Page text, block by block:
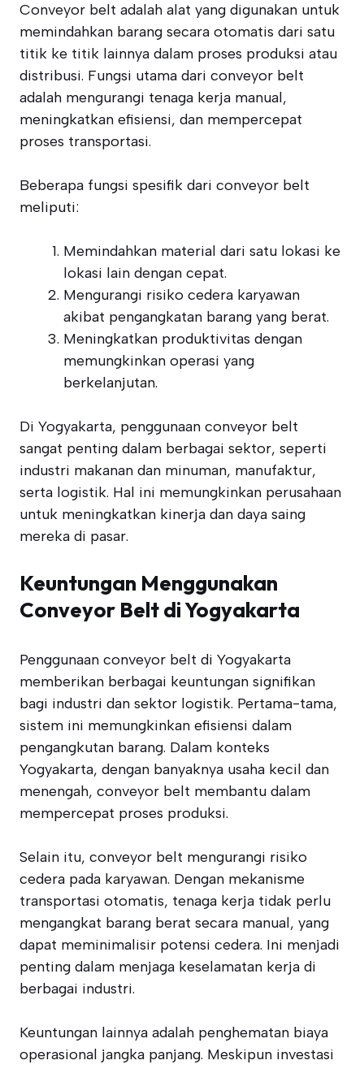
Conveyor belt adalah alat yang digunakan untuk
memindahkan barang secara otomatis dari satu
titik ke titik lainnya dalam proses produksi atau
distribusi. Fungsi utama dari conveyor belt
adalah mengurangi tenaga kerja manual,
meningkatkan efisiensi, dan mempercepat
proses transportasi.
Beberapa fungsi spesifik dari conveyor belt
meliputi:
Memindahkan material dari satu lokasi ke
lokasi lain dengan cepat.
Mengurangi risiko cedera karyawan
akibat pengangkatan barang yang berat.
Meningkatkan produktivitas dengan
memungkinkan operasi yang
berkelanjutan.
Di Yogyakarta, penggunaan conveyor belt
sangat penting dalam berbagai sektor, seperti
industri makanan dan minuman, manufaktur,
serta logistik. Hal ini memungkinkan perusahaan
untuk meningkatkan kinerja dan daya saing
mereka di pasar.
Keuntungan Menggunakan
Conveyor Belt di Yogyakarta
Penggunaan conveyor belt di Yogyakarta
memberikan berbagai keuntungan signifikan
bagi industri dan sektor logistik. Pertama-tama,
sistem ini memungkinkan efisiensi dalam
pengangkutan barang. Dalam konteks
Yogyakarta, dengan banyaknya usaha kecil dan
menengah, conveyor belt membantu dalam
mempercepat proses produksi.
Selain itu, conveyor belt mengurangi risiko
cedera pada karyawan. Dengan mekanisme
transportasi otomatis, tenaga kerja tidak perlu
mengangkat barang berat secara manual, yang
dapat meminimalisir potensi cedera. Ini menjadi
penting dalam menjaga keselamatan kerja di
berbagai industri.
Keuntungan lainnya adalah penghematan biaya
operasional jangka panjang. Meskipun investasi